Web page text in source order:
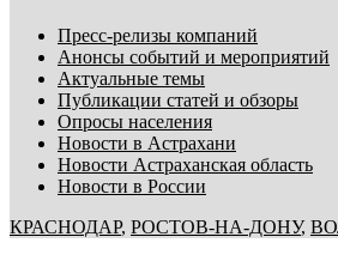
Пресс-релизы компаний
Анонсы событий и мероприятий
Актуальные темы
Публикации статей и обзоры
Опросы населения
Новости в Астрахани
Новости Астраханская область
Новости в России
КРАСНОДАР, РОСТОВ-НА-ДОНУ,